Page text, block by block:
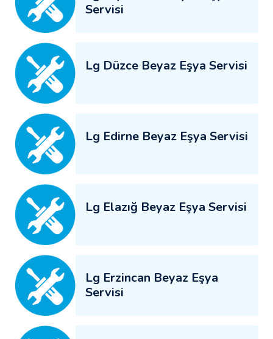
Servisi
Lg Düzce Beyaz Eşya Servisi
Lg Edirne Beyaz Eşya Servisi
Lg Elazığ Beyaz Eşya Servisi
Lg Erzincan Beyaz Eşya
Servisi